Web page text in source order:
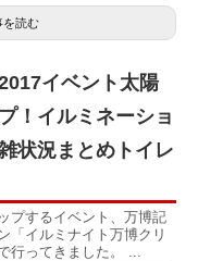
を読む
イベント太陽
！イルミネーショ
状況まとめトイレ
プするイベント、万博記
「イルミナイト万博クリ
行ってきました。 ...